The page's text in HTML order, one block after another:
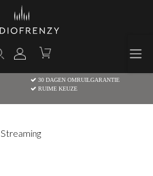
30 DAGEN OMRUILGARANTIE
RUIME KEUZE
Streaming